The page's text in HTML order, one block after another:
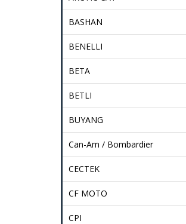
BASHAN
BENELLI
BETA
BETLI
BUYANG
Can-Am / Bombardier
CECTEK
CF MOTO
CPI